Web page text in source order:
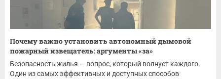
Почему важно установить автономный дымовой
пожарный извещатель: аргументы «за»
Безопасность жилья — вопрос, который волнует каждого.
Один из самых эффективных и доступных способов